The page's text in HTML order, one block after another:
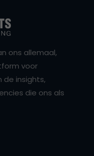
ons allemaal,
voor
de insights,
die ons als